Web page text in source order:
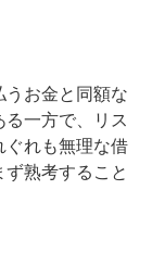
うお金と同額な
一方で、リス
ぐれも無理な借
熟考すること